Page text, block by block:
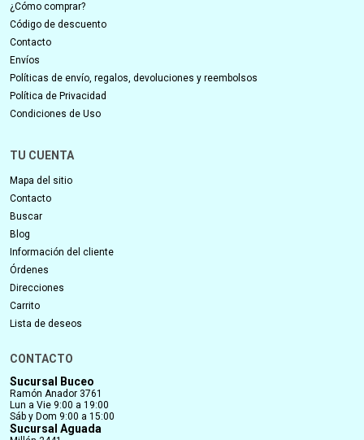
¿Cómo comprar?
Código de descuento
Contacto
Envíos
Políticas de envío, regalos, devoluciones y reembolsos
Política de Privacidad
Condiciones de Uso
TU CUENTA
Mapa del sitio
Contacto
Buscar
Blog
Información del cliente
Órdenes
Direcciones
Carrito
Lista de deseos
CONTACTO
Sucursal Buceo
Ramón Anador 3761
Lun a Vie 9:00 a 19:00
Sáb y Dom 9:00 a 15:00
Sucursal Aguada